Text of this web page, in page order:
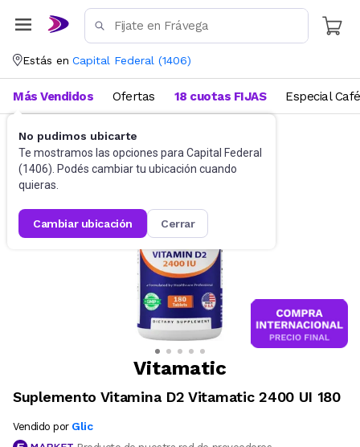
Estás en Capital Federal (1406)
No pudimos ubicarte
Te mostramos las opciones para Capital Federal
(1406). Podés cambiar tu ubicación cuando
quieras.
cambiar ubicación cerrar
Más Vendidos Ofertas 18 cuotas FIJAS Especial Café
Suplementos Suplementos deportivos
Vitamatic
Suplemento Vitamina D2 Vitamatic 2400 UI 180
Vendido por Glic